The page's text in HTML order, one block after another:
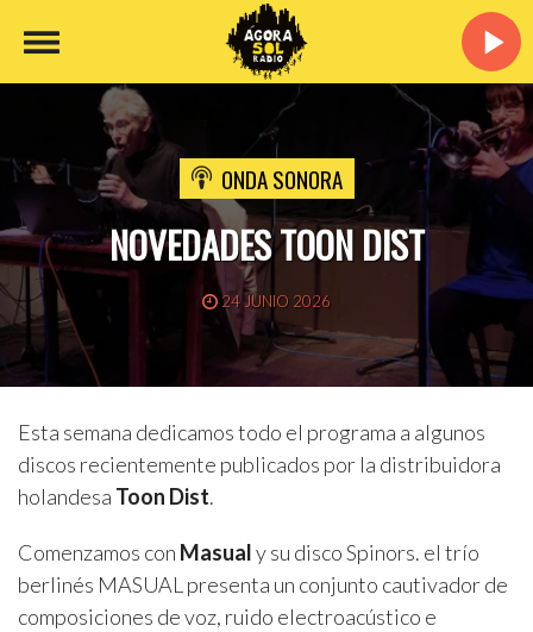
ONDA SONORA
NOVEDADES TOON DIST
24 JUNIO 2026
Esta semana dedicamos todo el programa a algunos
discos recientemente publicados por la distribuidora
holandesa Toon Dist.
Comenzamos con Masualy su disco Spinors. el trío
berlinés MASUAL presenta un conjunto cautivador de
composiciones de voz, ruido electroacústico e